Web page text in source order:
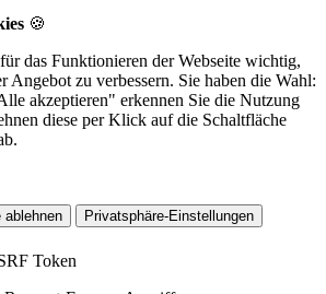
🍪
das Funktionieren der Webseite wichtig,
Angebot zu verbessern. Sie haben die Wahl:
akzeptieren" erkennen Sie die Nutzung
diese per Klick auf die Schaltfläche
ablehnen Privatsphäre-Einstellungen
Token